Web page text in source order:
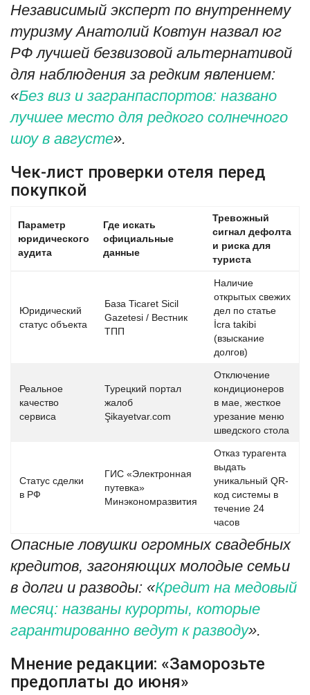
Независимый эксперт по внутреннему
туризму Анатолий Ковтун назвал юг
РФ лучшей безвизовой альтернативой
для наблюдения за редким явлением:
«Без виз и загранпаспортов: названо
лучшее место для редкого солнечного
шоу в августе».
Чек-лист проверки отеля перед
покупкой
Параметр
юридического
аудита
Где искать
официальные
данные
Тревожный
сигнал дефолта
и риска для
туриста
Юридический
статус объекта
База Ticaret Sicil
Gazetesi / Вестник
ТПП
Наличие
открытых свежих
дел по статье
İcra takibi
(взыскание
долгов)
Реальное
качество
сервиса
Турецкий портал
жалоб
Şikayetvar.com
Отключение
кондиционеров
в мае, жесткое
урезание меню
шведского стола
Статус сделки
в РФ
ГИС «Электронная
путевка»
Минэкономразвития
Отказ турагента
выдать
уникальный QR-
код системы в
течение 24
часов
Опасные ловушки огромных свадебных
кредитов, загоняющих молодые семьи
в долги и разводы: «Кредит на медовый
месяц: названы курорты, которые
гарантированно ведут к разводу».
Мнение редакции: «Заморозьте
предоплаты до июня»